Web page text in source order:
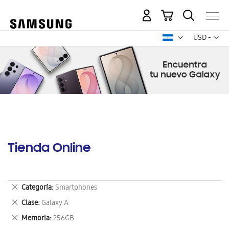
USD -
dólar
Mi carrito
Tienda Online
Categoría Smartphones
Eliminar
este
artículo
Clase Galaxy A
Eliminar
este
artículo
Memoria 256GB
Eliminar